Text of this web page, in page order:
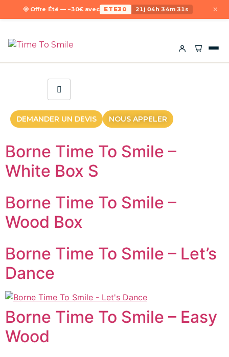
🌞 Offre Été — −30€ avec ETE30 21j 04h 34m 31s ×
DEMANDER UN DEVIS NOUS APPELER
Borne Time To Smile –
White Box S
Borne Time To Smile –
Wood Box
Borne Time To Smile – Let’s
Dance
Borne Time To Smile – Easy
Wood